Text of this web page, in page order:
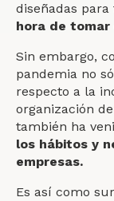
diseñadas
hora de tomar
Sin embargo,
pandemia no
respecto a la
organización
también ha
los hábitos y
empresas.
Es así como